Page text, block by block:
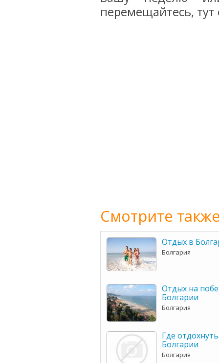
перемещайтесь, тут
Смотрите
Отдых в
Болгария
Отдых на
Болгарии
Болгария
Где
Болгарии
Болгария